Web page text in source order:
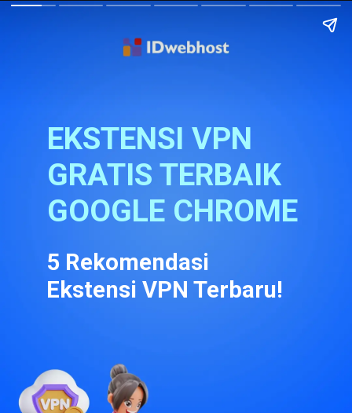
EKSTENSI VPN
GRATIS TERBAIK
GOOGLE CHROME
5 Rekomendasi
Ekstensi VPN Terbaru!